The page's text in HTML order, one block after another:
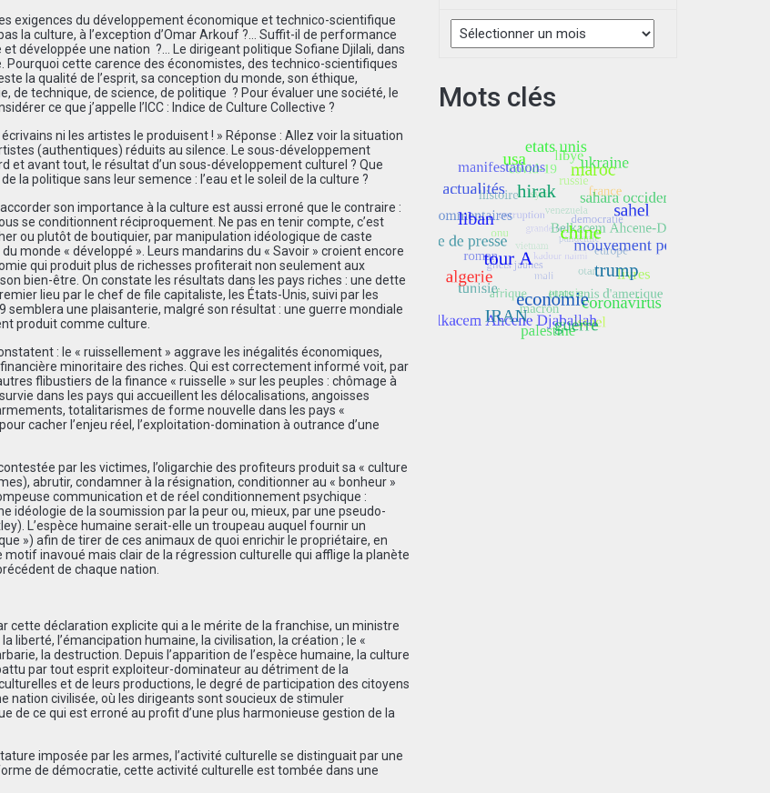
exigences du développement économique et technico-scientifique
la culture, à l’exception d’Omar Arkouf ?… Suffit-il de performance
développée une nation ?… Le dirigeant politique Sofiane Djilali, dans
cette carence des économistes, des technico-scientifiques
la qualité de l’esprit, sa conception du monde, son éthique,
de technique, de science, de politique ? Pour évaluer une société, le
ce que j’appelle l’ICC : Indice de Culture Collective ?
ni les artistes le produisent ! » Réponse : Allez voir la situation
(authentiques) réduits au silence. Le sous-développement
et avant tout, le résultat d’un sous-développement culturel ? Que
la politique sans leur semence : l’eau et le soleil de la culture ?
son importance à la culture est aussi erroné que le contraire :
se conditionnent réciproquement. Ne pas en tenir compte, c’est
ou plutôt de boutiquier, par manipulation idéologique de caste
monde « développé ». Leurs mandarins du « Savoir » croient encore
qui produit plus de richesses profiterait non seulement aux
bien-être. On constate les résultats dans les pays riches : une dette
lieu par le chef de file capitaliste, les États-Unis, suivi par les
semblera une plaisanterie, malgré son résultat : une guerre mondiale
produit comme culture.
: le « ruissellement » aggrave les inégalités économiques,
minoritaire des riches. Qui est correctement informé voit, par
flibustiers de la finance « ruisselle » sur les peuples : chômage à
dans les pays qui accueillent les délocalisations, angoisses
totalitarismes de forme nouvelle dans les pays «
cacher l’enjeu réel, l’exploitation-domination à outrance d’une
par les victimes, l’oligarchie des profiteurs produit sa « culture
abrutir, condamner à la résignation, conditionner au « bonheur »
communication et de réel conditionnement psychique :
idéologie de la soumission par la peur ou, mieux, par une pseudo-
L’espèce humaine serait-elle un troupeau auquel fournir un
») afin de tirer de ces animaux de quoi enrichir le propriétaire, en
inavoué mais clair de la régression culturelle qui afflige la planète
de chaque nation.
cette déclaration explicite qui a le mérite de la franchise, un ministre
liberté, l’émancipation humaine, la civilisation, la création ; le «
la destruction. Depuis l’apparition de l’espèce humaine, la culture
par tout esprit exploiteur-dominateur au détriment de la
et de leurs productions, le degré de participation des citoyens
nation civilisée, où les dirigeants sont soucieux de stimuler
de ce qui est erroné au profit d’une plus harmonieuse gestion de la
imposée par les armes, l’activité culturelle se distinguait par une
de démocratie, cette activité culturelle est tombée dans une
Archives
Mots clés